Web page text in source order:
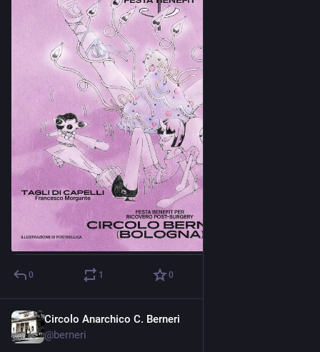
0 1 0
Circolo Anarchico C. Berneri
@berneri